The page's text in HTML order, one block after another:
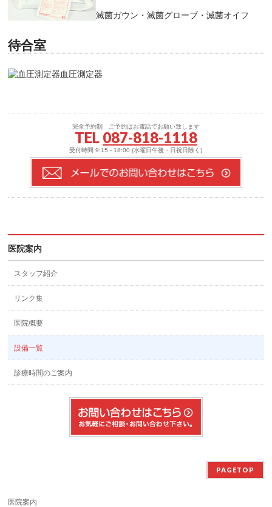
滅菌ガウン・滅菌グローブ・滅菌オイフ
待合室
血圧測定器
完全予約制 ご予約はお電話でお願い致します
TEL 087-818-1118
受付時間 9:15 - 18:00 (水曜日午後・日祝日除く)
医院案内
スタッフ紹介
リンク集
医院概要
設備一覧
診療時間のご案内
PAGETOP
医院案内